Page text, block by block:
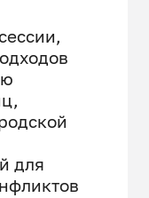
для